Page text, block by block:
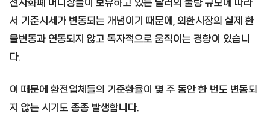
전자화폐 머니상들이 보유하고 있는 달러의 물량 규모에 따라
서 기준시세가 변동되는 개념이기 때문에, 외환시장의 실제 환
율변동과 연동되지 않고 독자적으로 움직이는 경향이 있습니
다.
이 때문에 환전업체들의 기준환율이 몇 주 동안 한 번도 변동되
지 않는 시기도 종종 발생합니다.